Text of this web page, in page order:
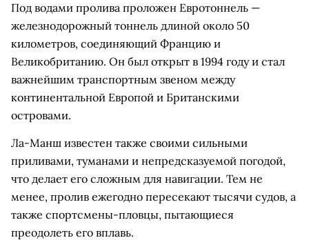
Под водами пролива проложен Евротоннель —
железнодорожный тоннель длиной около 50
километров, соединяющий Францию и
Великобританию. Он был открыт в 1994 году и стал
важнейшим транспортным звеном между
континентальной Европой и Британскими
островами.
Ла-Манш известен также своими сильными
приливами, туманами и непредсказуемой погодой,
что делает его сложным для навигации. Тем не
менее, пролив ежегодно пересекают тысячи судов, а
также спортсмены-пловцы, пытающиеся
преодолеть его вплавь.